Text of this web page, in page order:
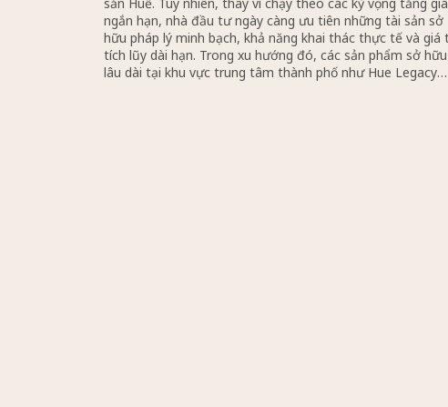
xuất hiện của nhiều dự án quy mô lớn như Capital Square
Đà Nẵng, Newtown Diamond Đà Nẵng… trở thành tâm
điểm thu hút dòng vốn đầu tư hiện nay.